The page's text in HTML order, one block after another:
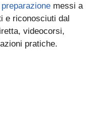
messi a
e riconosciuti dal
videocorsi,
pratiche.